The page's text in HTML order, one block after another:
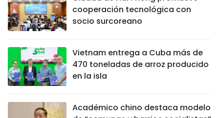
cooperación tecnológica con
socio surcoreano
Vietnam entrega a Cuba más de
470 toneladas de arroz producido
en la isla
Académico chino destaca modelo